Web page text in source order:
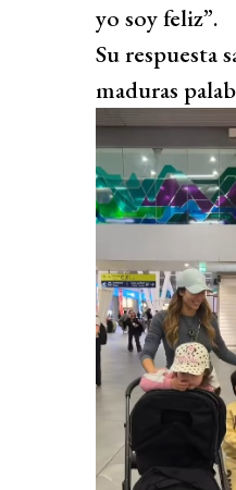
yo soy feliz”.
Su respuesta
maduras